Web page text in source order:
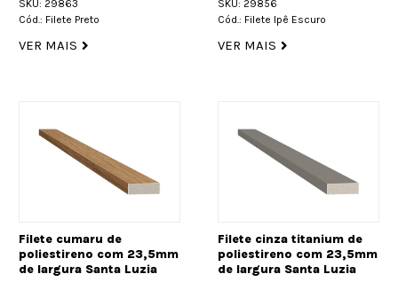
SKU: 29863
Cód.: Filete Preto
VER MAIS
SKU: 29856
Cód.: Filete Ipê Escuro
VER MAIS
Filete cumaru de
poliestireno com 23,5mm
de largura Santa Luzia
Filete cinza titanium de
poliestireno com 23,5mm
de largura Santa Luzia